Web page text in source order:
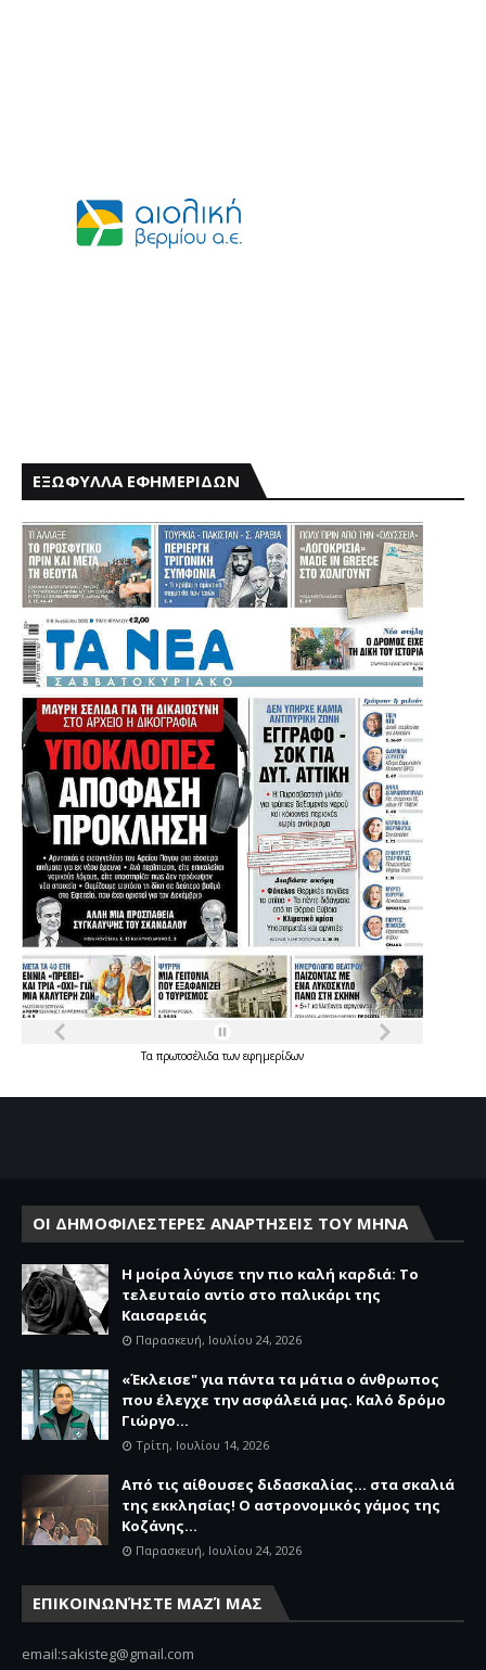
ΕΞΩΦΥΛΛΑ ΕΦΗΜΕΡΙΔΩΝ
Τα πρωτοσέλιδατων εφημερίδων
ΟΙ ΔΗΜΟΦΙΛΕΣΤΕΡΕΣ ΑΝΑΡΤΗΣΕΙΣ ΤΟΥ ΜΗΝΑ
Η μοίρα λύγισε την πιο καλή καρδιά: Το
τελευταίο αντίο στο παλικάρι της
Καισαρειάς
Παρασκευή, Ιουλίου 24, 2026
«Έκλεισε" για πάντα τα μάτια ο άνθρωπος
που έλεγχε την ασφάλειά μας. Καλό δρόμο
Γιώργο...
Τρίτη, Ιουλίου 14, 2026
Από τις αίθουσες διδασκαλίας… στα σκαλιά
της εκκλησίας! Ο αστρονομικός γάμος της
Κοζάνης...
Παρασκευή, Ιουλίου 24, 2026
ΕΠΙΚΟΙΝΩΝΉΣΤΕ ΜΑΖΊ ΜΑΣ
email:sakisteg@gmail.com